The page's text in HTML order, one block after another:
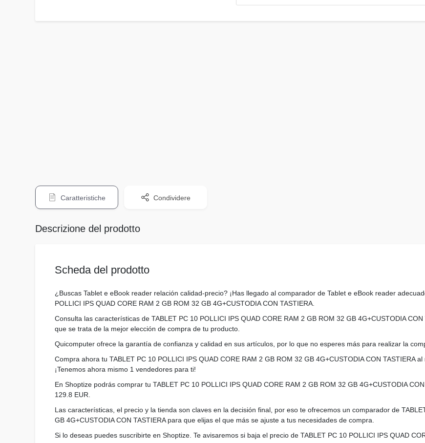
Caratteristiche Condividere
Descrizione del prodotto
Scheda del prodotto
¿Buscas Tablet e eBook reader relación calidad-precio? ¡Has llegado al comparador de Tablet e eBook reader
POLLICI IPS QUAD CORE RAM 2 GB ROM 32 GB 4G+CUSTODIA CON TASTIERA.
Consulta las características de TABLET PC 10 POLLICI IPS QUAD CORE RAM 2 GB ROM 32 GB 4G+CUSTODIA
que se trata de la mejor elección de compra de tu producto.
Quicomputer ofrece la garantía de confianza y calidad en sus artículos, por lo que no esperes más para realizar la
Compra ahora tu TABLET PC 10 POLLICI IPS QUAD CORE RAM 2 GB ROM 32 GB 4G+CUSTODIA CON TASTIERA
¡Tenemos ahora mismo 1 vendedores para ti!
En Shoptize podrás comprar tu TABLET PC 10 POLLICI IPS QUAD CORE RAM 2 GB ROM 32 GB 4G+CUSTODIA
129.8 EUR.
Las características, el precio y la tienda son claves en la decisión final, por eso te ofrecemos un comparador de
GB 4G+CUSTODIA CON TASTIERA para que elijas el que más se ajuste a tus necesidades de compra.
Si lo deseas puedes suscribirte en Shoptize. Te avisaremos si baja el precio de TABLET PC 10 POLLICI IPS QUAD